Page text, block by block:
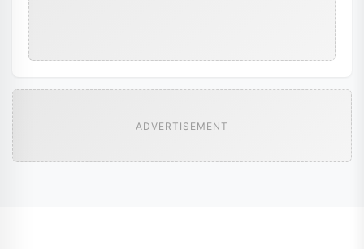
ADVERTISEMENT